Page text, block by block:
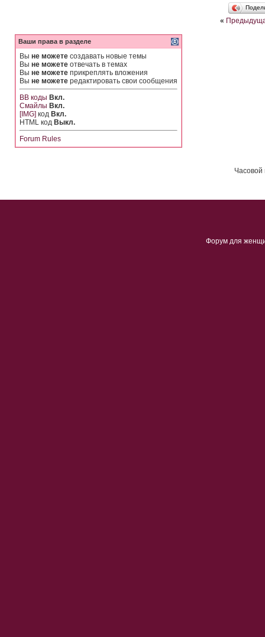
«
Ваши права в разделе
Вы не можете создавать новые темы
Вы не можете отвечать в темах
Вы не можете прикреплять вложения
Вы не можете редактировать свои сообщения
BB коды Вкл.
Смайлы Вкл.
[IMG] код Вкл.
HTML код Выкл.
Forum Rules
Часовой
Форум для